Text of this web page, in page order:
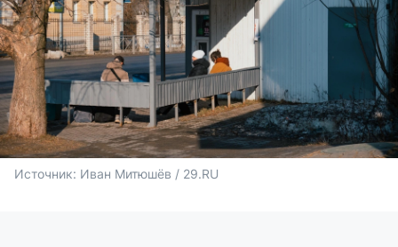
Источник: Иван Митюшёв / 29.RU